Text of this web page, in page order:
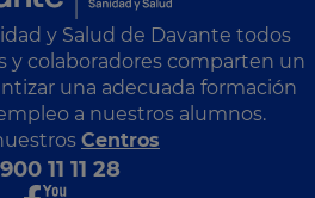
y Salud de Davante todos
y colaboradores comparten un
una adecuada formación
a nuestros alumnos.
Centros
900 11 11 28